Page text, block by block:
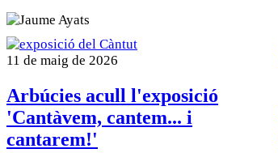
11 de maig de 2026
Arbúcies acull l'exposició
'Cantàvem, cantem... i
cantarem!'